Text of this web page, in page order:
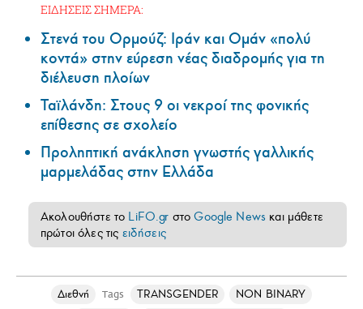
ΕΙΔΗΣΕΙΣ ΣΗΜΕΡΑ:
Στενά του Ορμούζ: Ιράν και Ομάν «πολύ
κοντά» στην εύρεση νέας διαδρομής για τη
διέλευση πλοίων
Ταϊλάνδη: Στους 9 οι νεκροί της φονικής
επίθεσης σε σχολείο
Προληπτική ανάκληση γνωστής γαλλικής
μαρμελάδας στην Ελλάδα
Ακολουθήστε το LiFO.gr στοGoogle News και μάθετε
πρώτοι όλες τις ειδήσεις
Διεθνή Tags TRANSGENDER
NON BINARY